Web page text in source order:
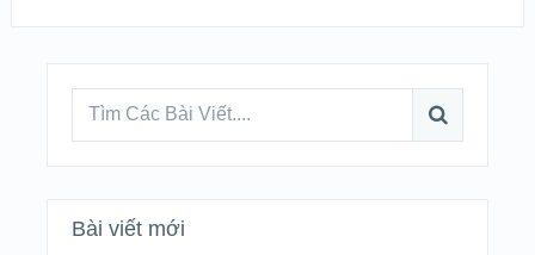
Bài viết mới